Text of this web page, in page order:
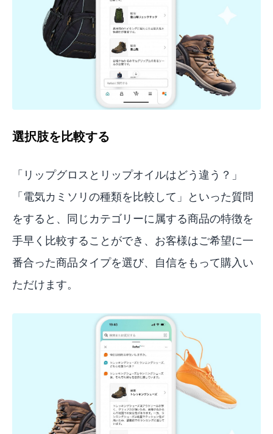
選択肢を比較する
「リップグロスとリップオイルはどう違う？」
「電気カミソリの種類を比較して」といった質問
をすると、同じカテゴリーに属する商品の特徴を
手早く比較することができ、お客様はご希望に一
番合った商品タイプを選び、自信をもって購入い
ただけます。